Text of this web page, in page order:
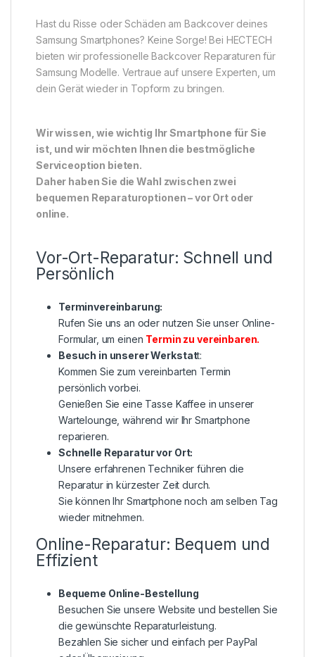
Hast du Risse oder Schäden am Backcover deines
Samsung Smartphones? Keine Sorge! Bei HECTECH
bieten wir professionelle Backcover Reparaturen für
Samsung Modelle. Vertraue auf unsere Experten, um
dein Gerät wieder in Topform zu bringen.
Wir wissen, wie wichtig Ihr Smartphone für Sie
ist, und wir möchten Ihnen die bestmögliche
Serviceoption bieten.
Daher haben Sie die Wahl zwischen zwei
bequemen Reparaturoptionen – vor Ort oder
online.
Vor-Ort-Reparatur: Schnell und
Persönlich
Terminvereinbarung:
Rufen Sie uns an oder nutzen Sie unser Online-
Formular, um einen Termin zu vereinbaren.
Besuch in unserer Werkstatt:
Kommen Sie zum vereinbarten Termin
persönlich vorbei.
Genießen Sie eine Tasse Kaffee in unserer
Wartelounge, während wir Ihr Smartphone
reparieren.
Schnelle Reparatur vor Ort:
Unsere erfahrenen Techniker führen die
Reparatur in kürzester Zeit durch.
Sie können Ihr Smartphone noch am selben Tag
wieder mitnehmen.
Online-Reparatur: Bequem und
Effizient
Bequeme Online-Bestellung
Besuchen Sie unsere Website und bestellen Sie
die gewünschte Reparaturleistung.
Bezahlen Sie sicher und einfach per PayPal